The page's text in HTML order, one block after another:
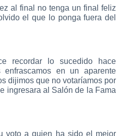
al final no tenga un final feliz
el que lo ponga fuera del
recordar lo sucedido hace
en un aparente
dijimos que no votaríamos por
ingresara al Salón de la Fama
voto a quien ha sido el mejor